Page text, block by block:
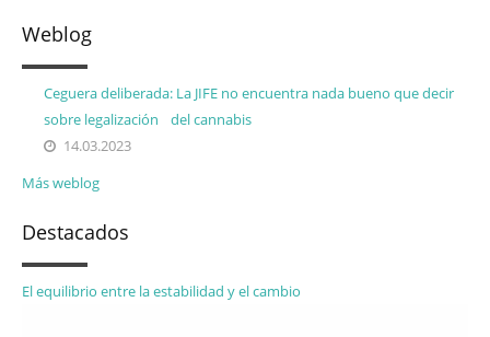
Weblog
Ceguera deliberada: La JIFE no encuentra nada bueno que decir
sobre legalización del cannabis
14.03.2023
Más weblog
Destacados
El equilibrio entre la estabilidad y el cambio